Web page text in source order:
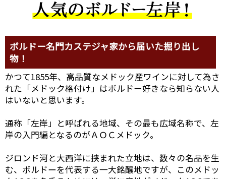
ボルドー名門カステジャ家から届いた掘り出し
物！
かつて1855年、高品質なメドック産ワインに対して為さ
れた「メドック格付け」はボルドー好きなら知らない人
はいないと思います。
通称「左岸」と呼ばれる地域、その最も広域名称で、左
岸の入門編となるのがＡＯＣメドック。
ジロンド河と大西洋に挟まれた立地は、数々の名品を生
む、ボルドーを代表する一大銘醸地ですが、このメドッ